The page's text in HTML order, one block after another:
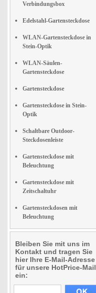
Verbindungsbox
Edelstahl-Gartensteckdose
WLAN-Gartensteckdose in
Stein-Optik
WLAN-Säulen-
Gartensteckdose
Gartensteckdose
Gartensteckdose in Stein-
Optik
Schaltbare Outdoor-
Steckdosenleiste
Gartensteckdose mit
Beleuchtung
Gartensteckdose mit
Zeitschaltuhr
Gartensteckdosen mit
Beleuchtung
Bleiben Sie mit uns im
Kontakt und tragen Sie
hier Ihre E-Mail-Adresse
für unsere HotPrice-Mail
ein: